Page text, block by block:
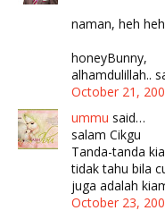
naman, heh
honeyBunny,
alhamdulillah..
October 21,
ummu said…
salam Cikgu
Tanda-tanda
tidak tahu bila
juga adalah
October 23,